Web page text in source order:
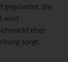
gegründet, die
wird
eher
sorgt.